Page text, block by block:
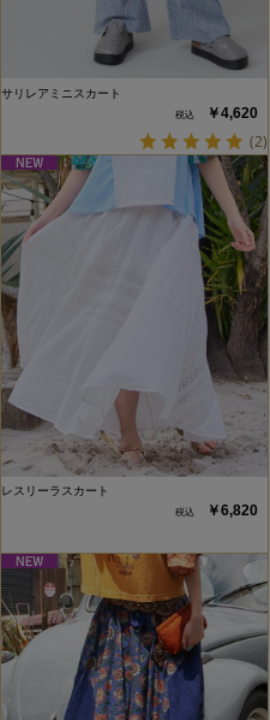
サリレアミニスカート
￥4,620
(2)
レスリーラスカート
￥6,820